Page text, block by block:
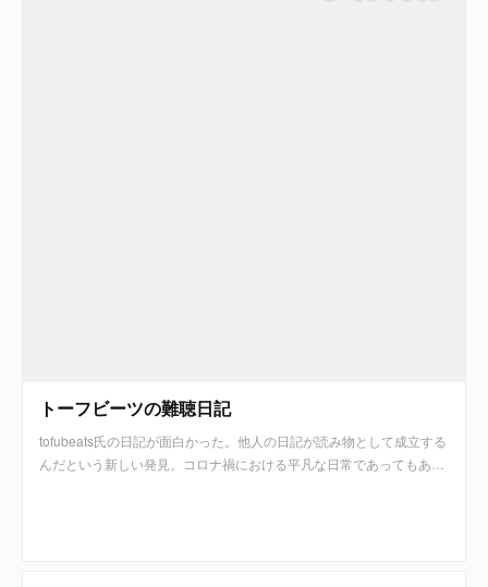
トーフビーツの難聴日記
tofubeats氏の日記が面白かった。他人の日記が読み物として成立する
んだという新しい発見。コロナ禍における平凡な日常であってもあ…